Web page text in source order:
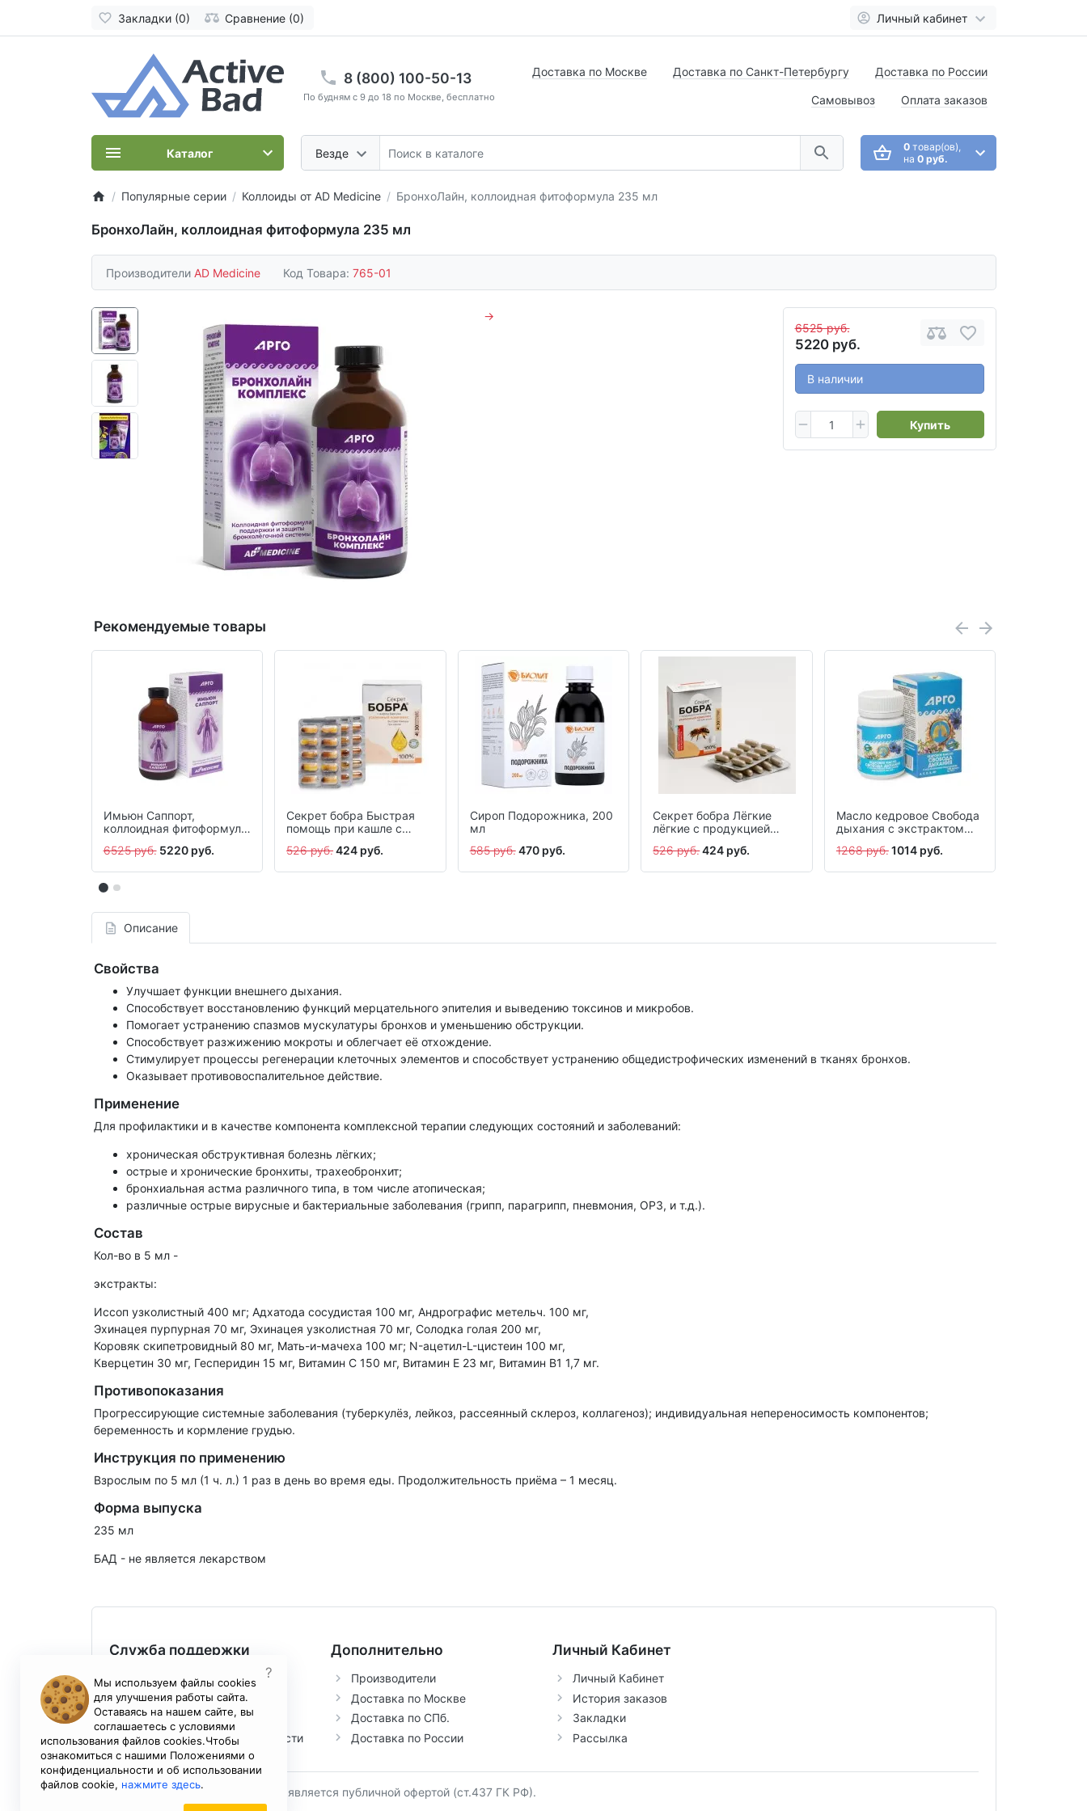
Закладки (0) Сравнение (0) Личный кабинет
8 (800) 100-50-13
По будням с 9 до 18 по Москве, бесплатно
Везде
Доставка по Москве Доставка по Санкт-Петербургу Доставка по России
Самовывоз Оплата заказов
0товар(ов),
на 0 руб.
Каталог
Популярные серии Коллоиды от AD Medicine БронхоЛайн, коллоидная фитоформула 235 мл
БронхоЛайн, коллоидная фитоформула 235 мл
Производители AD Medicine Код Товара: 765-01
6525 руб.
5220 руб.
В наличии
Купить
→
Рекомендуемые товары
Имьюн Саппорт,
коллоидная фитоформула,
6525 руб. 5220 руб.
Секрет бобра Быстрая
помощь при кашле с
30 шт.
526 руб.424 руб.
Сироп Подорожника, 200
мл
585 руб.470 руб.
Секрет бобра Лёгкие
лёгкие с продукцией
30 шт.
526 руб.424 руб.
Масло кедровое Свобода
дыхания с экстрактом
1268 руб.1014 руб.
Описание
Свойства
Улучшает функции внешнего дыхания.
Способствует восстановлению функций мерцательного эпителия и выведению токсинов и микробов.
Помогает устранению спазмов мускулатуры бронхов и уменьшению обструкции.
Способствует разжижению мокроты и облегчает её отхождение.
Стимулирует процессы регенерации клеточных элементов и способствует устранению общедистрофических изменений в тканях бронхов.
Оказывает противовоспалительное действие.
Применение
Для профилактики и в качестве компонента комплексной терапии следующих состояний и заболеваний:
хроническая обструктивная болезнь лёгких;
острые и хронические бронхиты, трахеобронхит;
бронхиальная астма различного типа, в том числе атопическая;
различные острые вирусные и бактериальные заболевания (грипп, парагрипп, пневмония, ОРЗ, и т.д.).
Состав
Кол-во в 5 мл -
экстракты:
Иссоп узколистный 400 мг; Адхатода сосудистая 100 мг, Андрографис метельч. 100 мг,
Эхинацея пурпурная 70 мг, Эхинацея узколистная 70 мг, Солодка голая 200 мг,
Коровяк скипетровидный 80 мг, Мать-и-мачеха 100 мг; N-ацетил-L-цистеин 100 мг,
Кверцетин 30 мг, Гесперидин 15 мг, Витамин С 150 мг, Витамин Е 23 мг, Витамин B1 1,7 мг.
Противопоказания
Прогрессирующие системные заболевания (туберкулёз, лейкоз, рассеянный склероз, коллагеноз); индивидуальная непереносимость компонентов;
беременность и кормление грудью.
Инструкция по применению
Взрослым по 5 мл (1 ч. л.) 1 раз в день во время еды. Продолжительность приёма – 1 месяц.
Форма выпуска
235 мл
БАД - не является лекарством
Служба поддержки
Контакты
Возврат товара
Условия соглашения
Политика конфиденциальности
Дополнительно
Производители
Доставка по Москве
Доставка по СПб.
Доставка по России
Личный Кабинет
Личный Кабинет
История заказов
Закладки
Рассылка
2024 Copyright ActiveBad.ru. Не является публичной офертой (ст.437 ГК РФ).
Мы используем файлы cookies
для улучшения работы сайта.
Оставаясь на нашем сайте, вы
соглашаетесь с условиями
использования файлов cookies.Чтобы
ознакомиться с нашими Положениями о
конфиденциальности и об использовании
файлов cookie, нажмите здесь.
?